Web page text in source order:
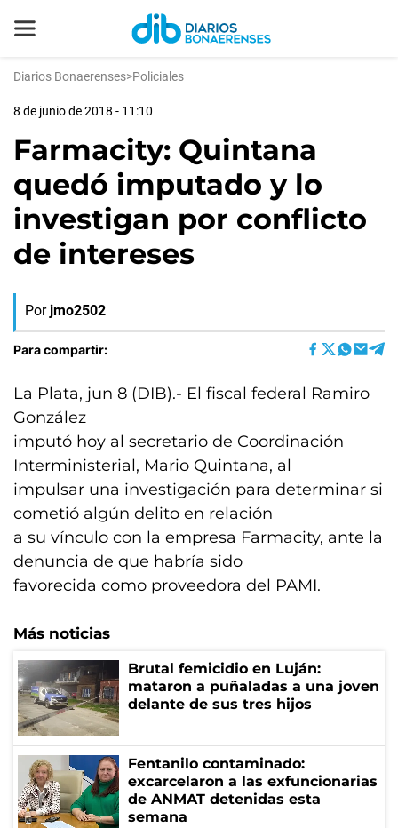
Diarios Bonaerenses>Policiales
8 de junio de 2018 - 11:10
Farmacity: Quintana
quedó imputado y lo
investigan por conflicto
de intereses
Por jmo2502
Para compartir:
La Plata, jun 8 (DIB).- El fiscal federal Ramiro
González
imputó hoy al secretario de Coordinación
Interministerial, Mario Quintana, al
impulsar una investigación para determinar si
cometió algún delito en relación
a su vínculo con la empresa Farmacity, ante la
denuncia de que habría sido
favorecida como proveedora del PAMI.
Más noticias
Brutal femicidio en Luján:
mataron a puñaladas a una joven
delante de sus tres hijos
Fentanilo contaminado:
excarcelaron a las exfuncionarias
de ANMAT detenidas esta
semana